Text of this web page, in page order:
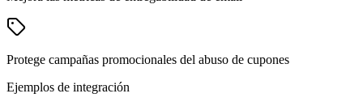
Protege campañas promocionales del abuso de cupones
Ejemplos de integración